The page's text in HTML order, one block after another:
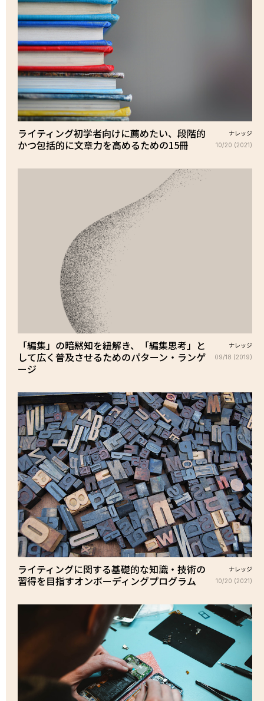
ライティング初学者向けに薦めたい、段階的
かつ包括的に文章力を高めるための15冊
ナレッジ
10/20 (2021)
「編集」の暗黙知を紐解き、「編集思考」と
して広く普及させるためのパターン・ランゲ
ージ
ナレッジ
09/18 (2019)
ライティングに関する基礎的な知識・技術の
習得を目指すオンボーディングプログラム
ナレッジ
10/20 (2021)